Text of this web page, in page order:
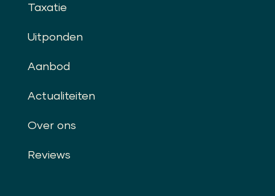
Taxatie
Uitponden
Aanbod
Actualiteiten
Over ons
Reviews